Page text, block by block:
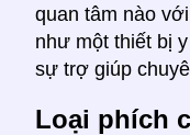
quan tâm nào
như một thiết bị
sự trợ giúp
Loại phích